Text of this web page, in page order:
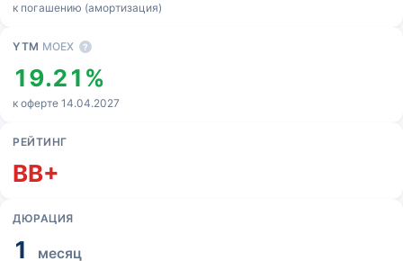
к погашению (амортизация)
YTM MOEX ?
19.21%
к оферте 14.04.2027
РЕЙТИНГ
BB+
ДЮРАЦИЯ
1 месяц